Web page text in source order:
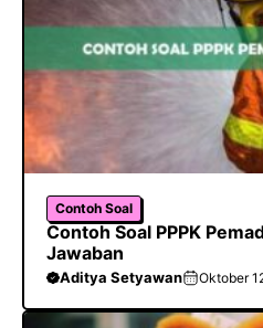
Contoh Soal
Contoh Soal PPPK
Jawaban
Aditya Setyawan Oktober